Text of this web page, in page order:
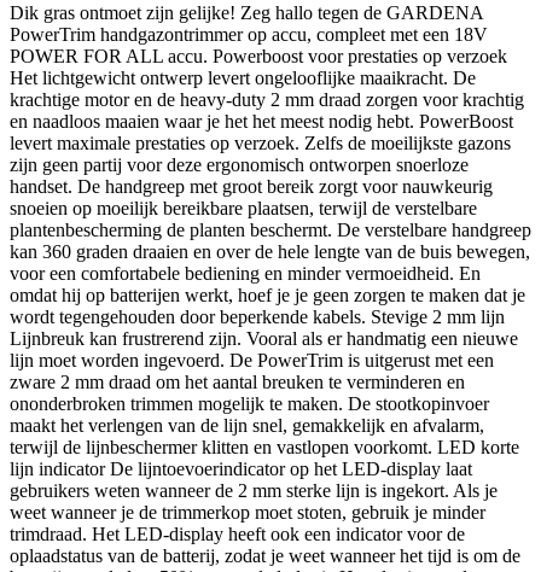
Dik gras ontmoet zijn gelijke! Zeg hallo tegen de GARDENA
PowerTrim handgazontrimmer op accu, compleet met een 18V
POWER FOR ALL accu. Powerboost voor prestaties op verzoek
Het lichtgewicht ontwerp levert ongelooflijke maaikracht. De
krachtige motor en de heavy-duty 2 mm draad zorgen voor krachtig
en naadloos maaien waar je het het meest nodig hebt. PowerBoost
levert maximale prestaties op verzoek. Zelfs de moeilijkste gazons
zijn geen partij voor deze ergonomisch ontworpen snoerloze
handset. De handgreep met groot bereik zorgt voor nauwkeurig
snoeien op moeilijk bereikbare plaatsen, terwijl de verstelbare
plantenbescherming de planten beschermt. De verstelbare handgreep
kan 360 graden draaien en over de hele lengte van de buis bewegen,
voor een comfortabele bediening en minder vermoeidheid. En
omdat hij op batterijen werkt, hoef je je geen zorgen te maken dat je
wordt tegengehouden door beperkende kabels. Stevige 2 mm lijn
Lijnbreuk kan frustrerend zijn. Vooral als er handmatig een nieuwe
lijn moet worden ingevoerd. De PowerTrim is uitgerust met een
zware 2 mm draad om het aantal breuken te verminderen en
ononderbroken trimmen mogelijk te maken. De stootkopinvoer
maakt het verlengen van de lijn snel, gemakkelijk en afvalarm,
terwijl de lijnbeschermer klitten en vastlopen voorkomt. LED korte
lijn indicator De lijntoevoerindicator op het LED-display laat
gebruikers weten wanneer de 2 mm sterke lijn is ingekort. Als je
weet wanneer je de trimmerkop moet stoten, gebruik je minder
trimdraad. Het LED-display heeft ook een indicator voor de
oplaadstatus van de batterij, zodat je weet wanneer het tijd is om de